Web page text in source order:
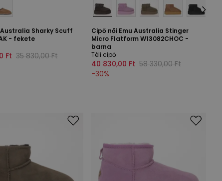
Australia Sharky Scuff
- fekete
Ft 35 830,00 Ft
Cipő női Emu Australia Stinger
Micro Flatform W13082CHOC -
barna
Téli cipő
40 830,00 Ft 58 330,00 Ft
-30%